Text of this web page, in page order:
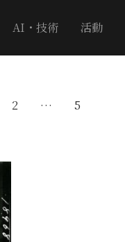
AI・技術 活動
2 … 5